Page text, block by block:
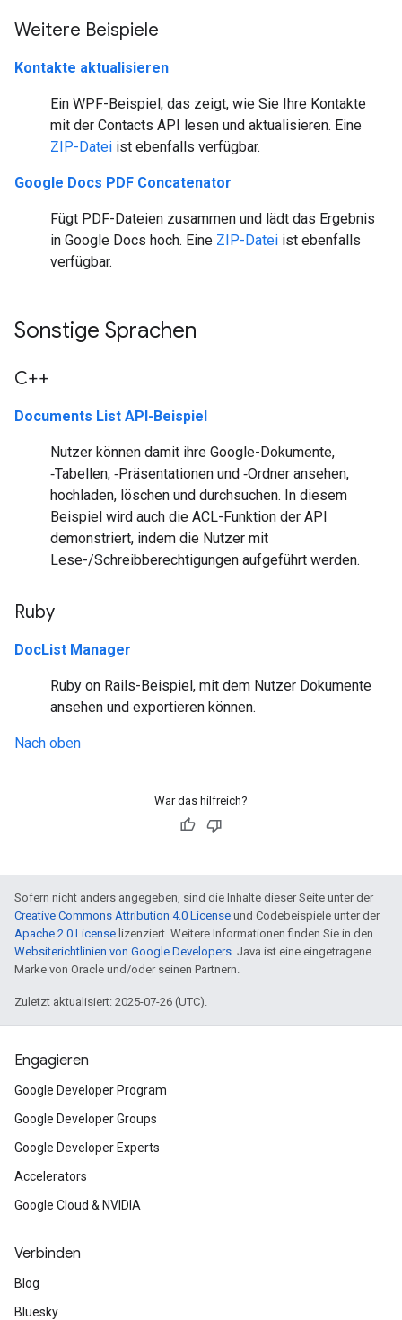
Weitere Beispiele
Kontakte aktualisieren
Ein WPF-Beispiel, das zeigt, wie Sie Ihre Kontakte
mit der Contacts API lesen und aktualisieren. Eine
ZIP-Datei ist ebenfalls verfügbar.
Google Docs PDF Concatenator
Fügt PDF-Dateien zusammen und lädt das Ergebnis
in Google Docs hoch. Eine ZIP-Datei ist ebenfalls
verfügbar.
Sonstige Sprachen
C++
Documents List API-Beispiel
Nutzer können damit ihre Google-Dokumente,
‑Tabellen, ‑Präsentationen und ‑Ordner ansehen,
hochladen, löschen und durchsuchen. In diesem
Beispiel wird auch die ACL-Funktion der API
demonstriert, indem die Nutzer mit
Lese-/Schreibberechtigungen aufgeführt werden.
Ruby
DocList Manager
Ruby on Rails-Beispiel, mit dem Nutzer Dokumente
ansehen und exportieren können.
Nach oben
War das hilfreich?
Sofern nicht anders angegeben, sind die Inhalte dieser Seite unter der
Creative Commons Attribution 4.0 License und Codebeispiele unter der
Apache 2.0 License lizenziert. Weitere Informationen finden Sie in den
Websiterichtlinien von Google Developers. Java ist eine eingetragene
Marke von Oracle und/oder seinen Partnern.
Zuletzt aktualisiert: 2025-07-26 (UTC).
Engagieren
Google Developer Program
Google Developer Groups
Google Developer Experts
Accelerators
Google Cloud & NVIDIA
Verbinden
Blog
Bluesky